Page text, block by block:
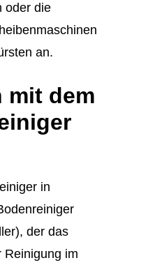
oder die
an.
mit dem
in
der das
Reinigung im